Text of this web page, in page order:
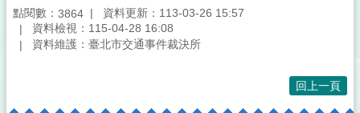
點閱數： 3864
資料更新：113-03-26 15:57
資料檢視：115-04-28 16:08
資料維護：臺北市交通事件裁決所
回上一頁